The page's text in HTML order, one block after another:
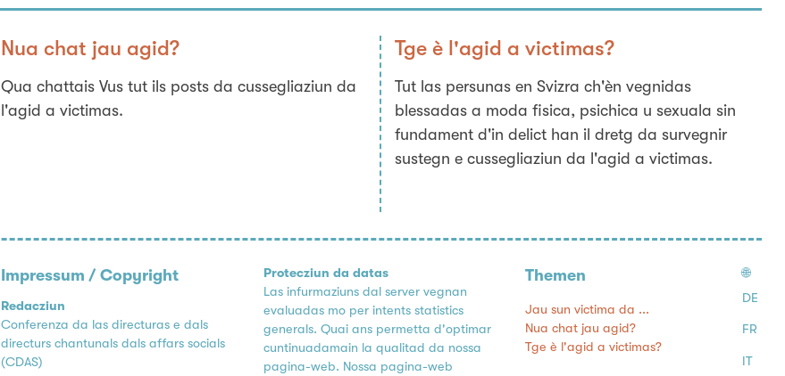
Nua chat jau agid?
Qua chattais Vus tut ils posts da cussegliaziun da
l'agid a victimas.
Tge è l'agid a victimas?
Tut las persunas en Svizra ch'èn vegnidas
blessadas a moda fisica, psichica u sexuala sin
fundament d'in delict han il dretg da survegnir
sustegn e cussegliaziun da l'agid a victimas.
Impressum / Copyright
Redacziun
Conferenza da las directuras e dals
directurs chantunals dals affars socials
(CDAS)
Protecziun da datas
Las infurmaziuns dal server vegnan
evaluadas mo per intents statistics
generals. Quai ans permetta d'optimar
cuntinuadamain la qualitad da nossa
pagina-web. Nossa pagina-web
Themen
Jau sun victima da ...
Nua chat jau agid?
Tge è l'agid a victimas?
🌐
DE
FR
IT